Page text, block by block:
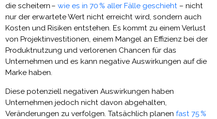
die scheitern –wie es in 70 % aller Fälle geschieht – nicht
nur der erwartete Wert nicht erreicht wird, sondern auch
Kosten und Risiken entstehen. Es kommt zu einem Verlust
von Projektinvestitionen, einem Mangel an Effizienz bei der
Produktnutzung und verlorenen Chancen für das
Unternehmen und es kann negative Auswirkungen auf die
Marke haben.
Diese potenziell negativen Auswirkungen haben
Unternehmen jedoch nicht davon abgehalten,
Veränderungen zu verfolgen. Tatsächlich planenfast 75 %